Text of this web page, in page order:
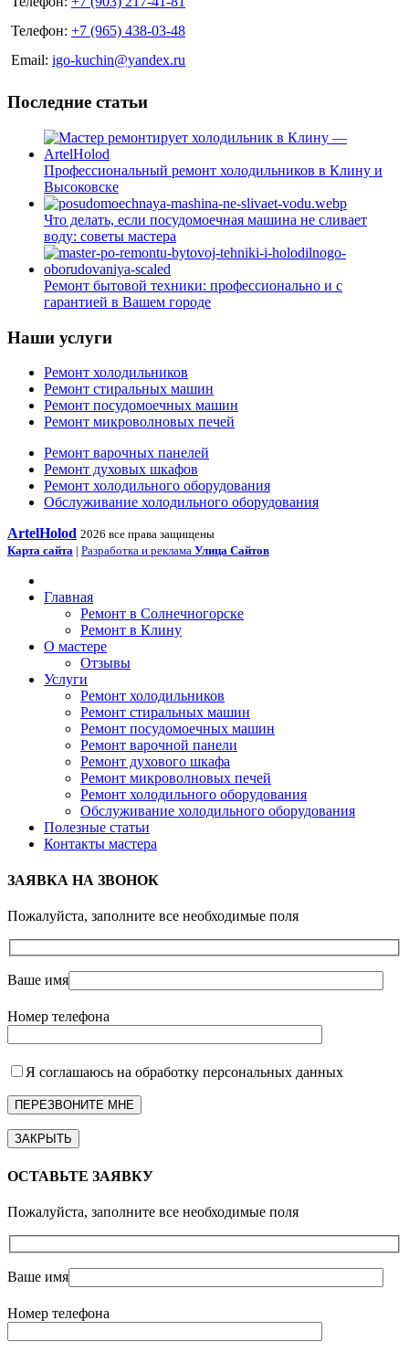
Телефон: +7 (965) 438-03-48
Email: igo-kuchin@yandex.ru
Последние статьи
Профессиональный ремонт холодильников в Клину и
Высоковске
Что делать, если посудомоечная машина не сливает
воду: советы мастера
Ремонт бытовой техники: профессионально и с
гарантией в Вашем городе
Наши услуги
Ремонт холодильников
Ремонт стиральных машин
Ремонт посудомоечных машин
Ремонт микроволновых печей
Ремонт варочных панелей
Ремонт духовых шкафов
Ремонт холодильного оборудования
Обслуживание холодильного оборудования
ArtelHolod 2026 все права защищены
Карта сайта | Разработка и реклама Улица Сайтов
Главная
Ремонт в Солнечногорске
Ремонт в Клину
О мастере
Отзывы
Услуги
Ремонт холодильников
Ремонт стиральных машин
Ремонт посудомоечных машин
Ремонт варочной панели
Ремонт духового шкафа
Ремонт микроволновых печей
Ремонт холодильного оборудования
Обслуживание холодильного оборудования
Полезные статьи
Контакты мастера
ЗАЯВКА НА ЗВОНОК
Пожалуйста, заполните все необходимые поля
Ваше имя
Номер телефона
Я соглашаюсь на обработку персональных данных
ЗАКРЫТЬ
ОСТАВЬТЕ ЗАЯВКУ
Пожалуйста, заполните все необходимые поля
Ваше имя
Номер телефона